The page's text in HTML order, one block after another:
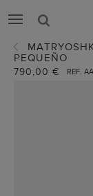
PEQUEÑO
790,00 € REF.